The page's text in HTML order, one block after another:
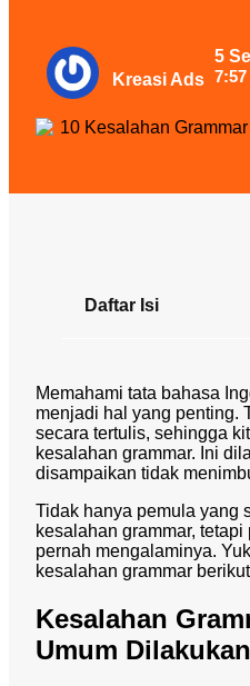
Kreasi Ads
5
7:57
Memahami tata bahasa
menjadi hal yang penting.
secara tertulis, sehingga
kesalahan grammar. Ini
disampaikan tidak
Tidak hanya pemula yang
kesalahan grammar,
pernah mengalaminya.
kesalahan grammar
Kesalahan
Umum Dilakukan
Daftar Isi